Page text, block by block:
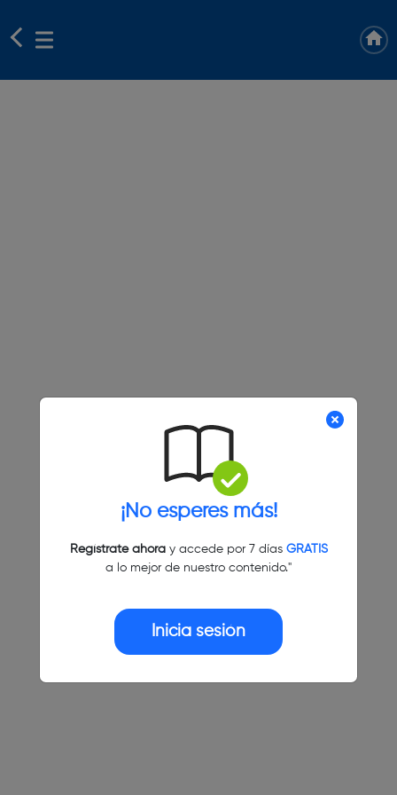
¡No esperes más!
Regístrate ahoray accede por 7 días GRATIS
a lo mejor de nuestro contenido."
Inicia sesión